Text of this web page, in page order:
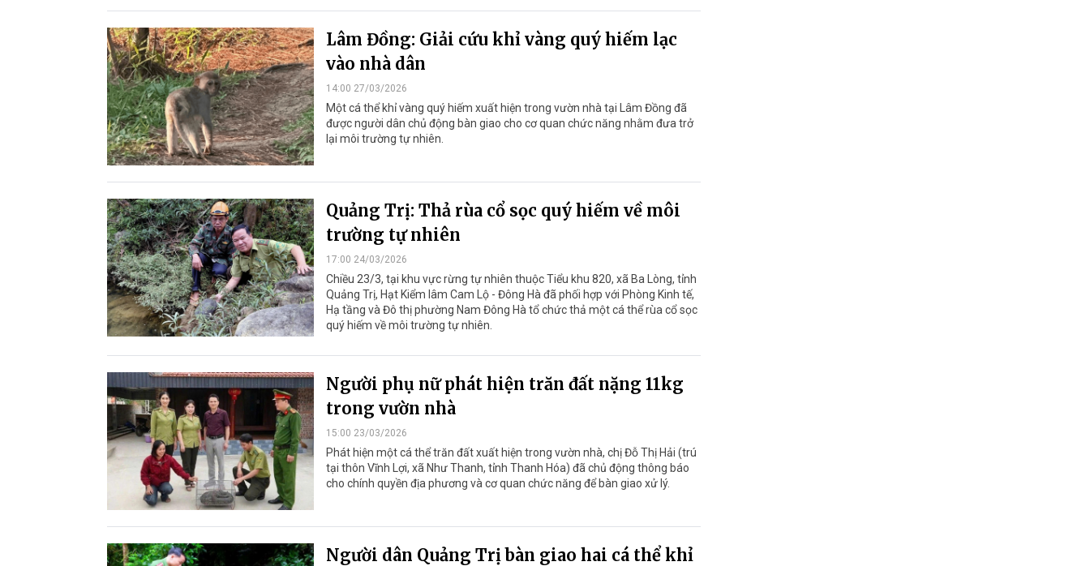
Lâm Đồng: Giải cứu khỉ vàng quý hiếm lạc
vào nhà dân
14:00 27/03/2026
Một cá thể khỉ vàng quý hiếm xuất hiện trong vườn nhà tại Lâm Đồng đã
được người dân chủ động bàn giao cho cơ quan chức năng nhằm đưa trở
lại môi trường tự nhiên.
Quảng Trị: Thả rùa cổ sọc quý hiếm về môi
trường tự nhiên
17:00 24/03/2026
Chiều 23/3, tại khu vực rừng tự nhiên thuộc Tiểu khu 820, xã Ba Lòng, tỉnh
Quảng Trị, Hạt Kiểm lâm Cam Lộ - Đông Hà đã phối hợp với Phòng Kinh tế,
Hạ tầng và Đô thị phường Nam Đông Hà tổ chức thả một cá thể rùa cổ sọc
quý hiếm về môi trường tự nhiên.
Người phụ nữ phát hiện trăn đất nặng 11kg
trong vườn nhà
15:00 23/03/2026
Phát hiện một cá thể trăn đất xuất hiện trong vườn nhà, chị Đỗ Thị Hải (trú
tại thôn Vĩnh Lợi, xã Như Thanh, tỉnh Thanh Hóa) đã chủ động thông báo
cho chính quyền địa phương và cơ quan chức năng để bàn giao xử lý.
Người dân Quảng Trị bàn giao hai cá thể khỉ